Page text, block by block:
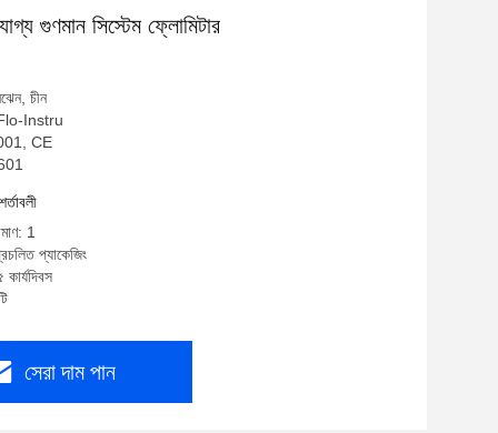
গুণমান সিস্টেম ফ্লোমিটার
চীন
Flo-Instru
CE
1
প্যাকেজিং
সেরা দাম পান